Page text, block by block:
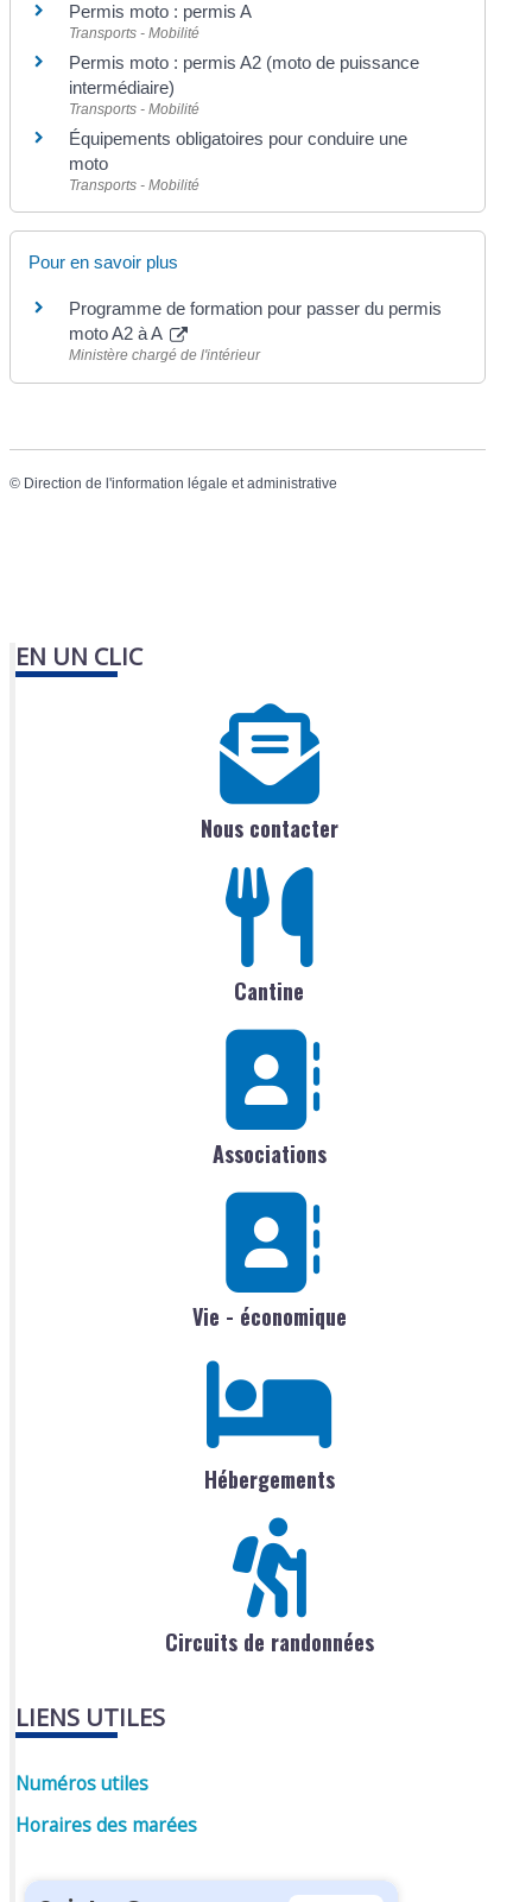
Permis moto : permis A
Transports - Mobilité
Permis moto : permis A2 (moto de puissance
intermédiaire)
Transports - Mobilité
Équipements obligatoires pour conduire une
moto
Transports - Mobilité
Pour en savoir plus
Programme de formation pour passer du permis
moto A2 à A
Ministère chargé de l'intérieur
© Direction de l'information légale et administrative
EN UN CLIC
Nous contacter
Cantine
Associations
Vie - économique
Hébergements
Circuits de randonnées
LIENS UTILES
Numéros utiles
Horaires des marées